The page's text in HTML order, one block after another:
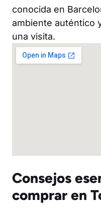
conocida en
ambiente auténtico
una visita.
Consejos
comprar en